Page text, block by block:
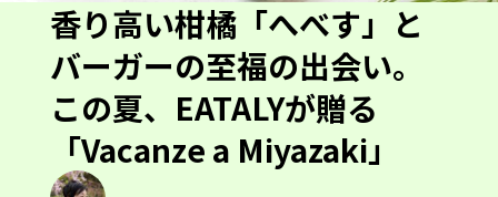
香り高い柑橘「へべす」と
バーガーの至福の出会い。
この夏、EATALYが贈る
「Vacanze a Miyazaki」